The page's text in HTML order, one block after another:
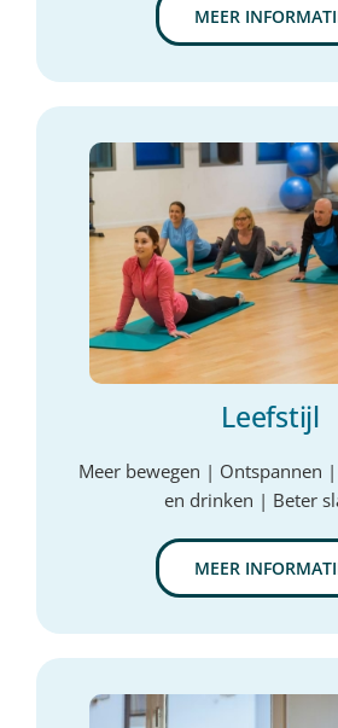
MEER
Leefstijl
Meer bewegen | Ontspannen
en drinken | Beter
MEER